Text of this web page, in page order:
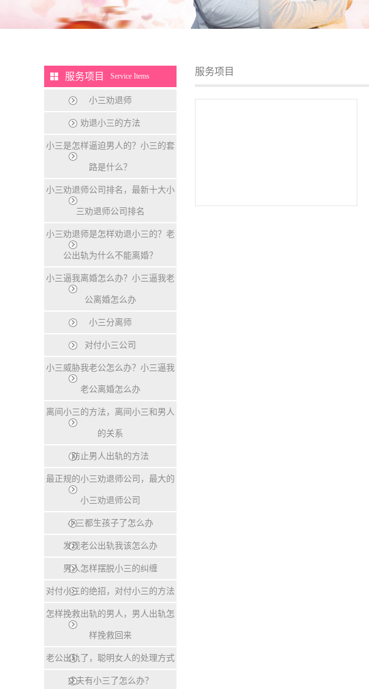
服务项目 Service Items
小三劝退师
劝退小三的方法
小三是怎样逼迫男人的？小三的套
路是什么？
小三劝退师公司排名，最新十大小
三劝退师公司排名
小三劝退师是怎样劝退小三的？老
公出轨为什么不能离婚？
小三逼我离婚怎么办？小三逼我老
公离婚怎么办
小三分离师
对付小三公司
小三威胁我老公怎么办？小三逼我
老公离婚怎么办
离间小三的方法，离间小三和男人
的关系
防止男人出轨的方法
最正规的小三劝退师公司，最大的
小三劝退师公司
小三都生孩子了怎么办
发现老公出轨我该怎么办
男人怎样摆脱小三的纠缠
对付小三的绝招，对付小三的方法
怎样挽救出轨的男人，男人出轨怎
样挽救回来
老公出轨了，聪明女人的处理方式
丈夫有小三了怎么办？
服务项目